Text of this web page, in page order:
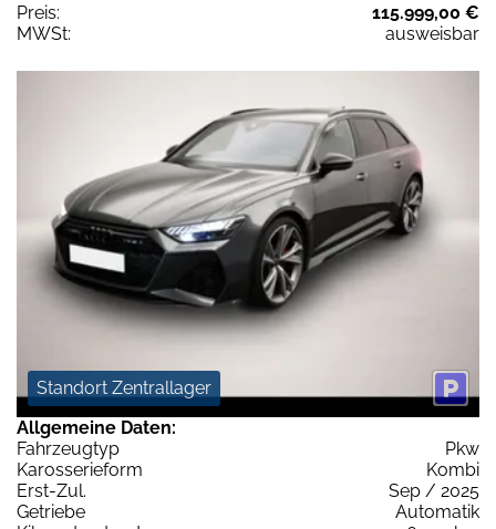
Preis:
115.999,00 €
MWSt:
ausweisbar
Standort Zentrallager
Allgemeine Daten:
Fahrzeugtyp
Pkw
Karosserieform
Kombi
Erst-Zul.
Sep / 2025
Getriebe
Automatik